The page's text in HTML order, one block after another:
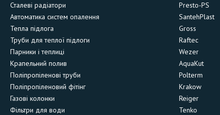
Сталеві радіатори
Автоматика систем опалення
Тепла підлога
Труби для теплої підлоги
Парники і теплиці
Крапельний полив
Поліпропіленові труби
Поліпропіленовий фітінг
Газові колонки
Фільтри для води
Presto-PS
SantehPlast
Gross
Raftec
Wezer
AquaKut
Polterm
Krakow
Reiger
Tenko